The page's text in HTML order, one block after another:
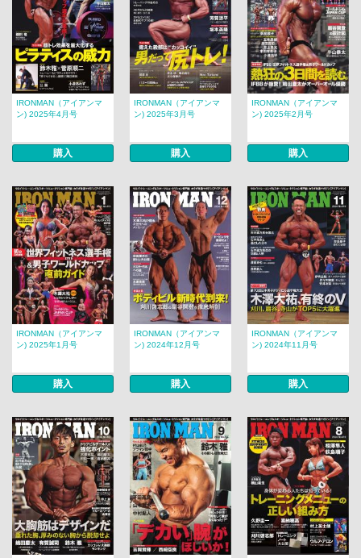
IRONMAN（アイアンマ
ン) 2025年4月号
購入
IRONMAN（アイアンマ
ン) 2025年3月号
購入
IRONMAN（アイアンマ
ン) 2025年2月号
購入
IRONMAN（アイアンマ
ン) 2025年1月号
購入
IRONMAN（アイアンマ
ン) 2024年12月号
購入
IRONMAN（アイアンマ
ン) 2024年11月号
購入